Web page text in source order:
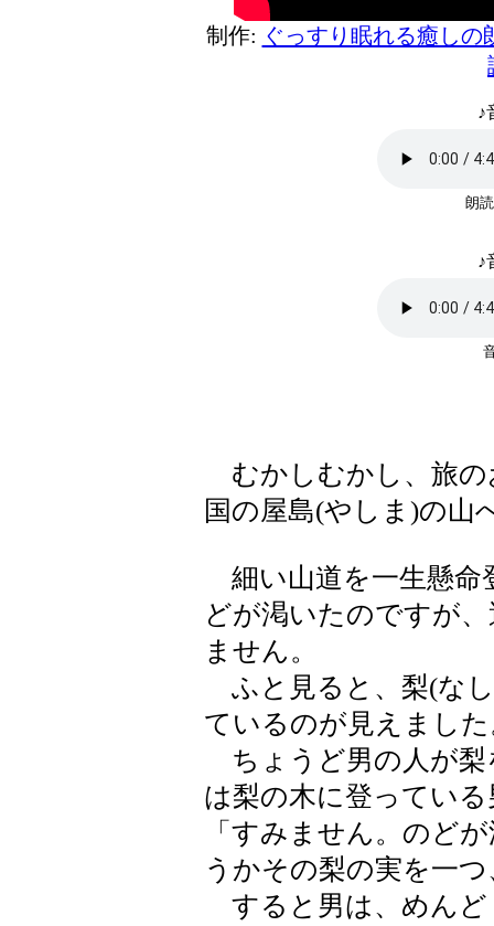
制作: ぐっすり眠れる癒し
♪
朗
♪
むかしむかし、旅の
国の屋島(やしま)の山
細い山道を一生懸命
どが渇いたのですが
ません。
ふと見ると、梨(な
ているのが見えまし
ちょうど男の人が梨
は梨の木に登ってい
「すみません。のど
うかその梨の実を一
すると男は、めんど